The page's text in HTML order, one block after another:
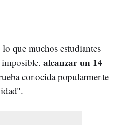
que muchos estudiantes
imposible: alcanzar un 14
conocida popularmente